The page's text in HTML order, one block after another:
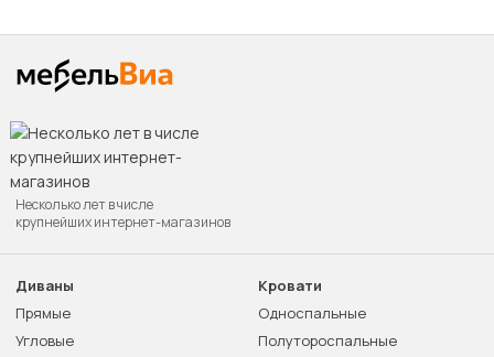
Несколько лет в числе
крупнейших интернет-магазинов
Диваны
Прямые
Угловые
Кровати
Односпальные
Полутороспальные